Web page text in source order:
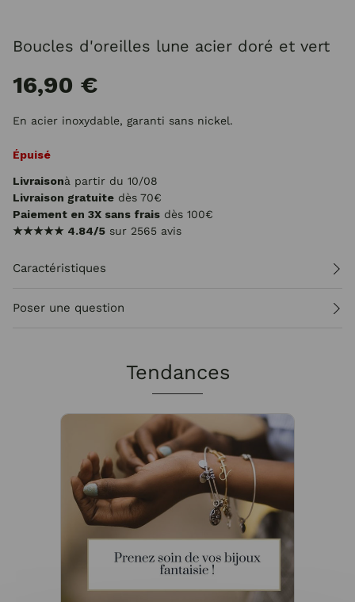
Boucles d'oreilles lune acier doré et vert
16,90 €
En acier inoxydable, garanti sans nickel.
Épuisé
Livraisonà partir du 10/08
Livraison gratuite dès 70€
Paiement en 3X sans frais dès 100€
★★★★★ 4.84/5 sur 2565 avis
Caractéristiques
Poser une question
Tendances